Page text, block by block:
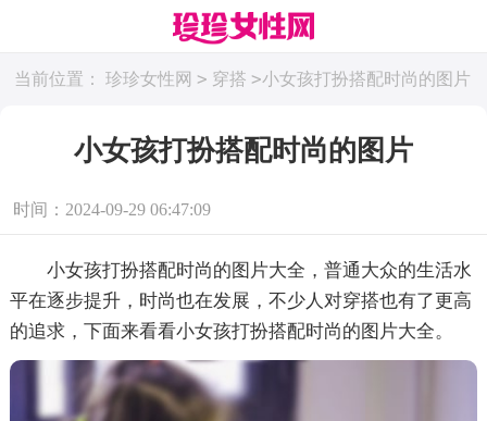
当前位置： 珍珍女性网 > 穿搭 >小女孩打扮搭配时尚的图片
小女孩打扮搭配时尚的图片
时间：2024-09-29 06:47:09
小女孩打扮搭配时尚的图片大全，普通大众的生活水
平在逐步提升，时尚也在发展，不少人对穿搭也有了更高
的追求，下面来看看小女孩打扮搭配时尚的图片大全。